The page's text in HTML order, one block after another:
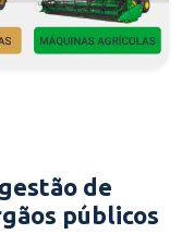
de
públicos